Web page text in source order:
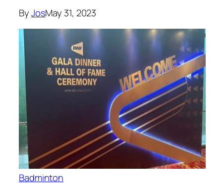
ByJosMay 31, 2023
Badminton